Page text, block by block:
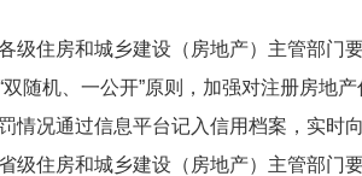
级住房和城乡建设（房地产）主管部
双随机、一公开”原则，加强对注册房地
情况通过信息平台记入信用档案，实时向
级住房和城乡建设（房地产）主管部门